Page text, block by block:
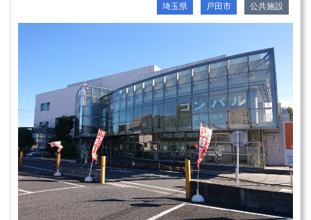
埼玉県 戸田市 公共施設